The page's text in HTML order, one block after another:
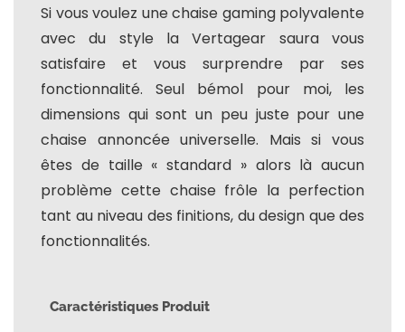
Si vous voulez une chaise gaming polyvalente
avec du style la Vertagear saura vous
satisfaire et vous surprendre par ses
fonctionnalité. Seul bémol pour moi, les
dimensions qui sont un peu juste pour une
chaise annoncée universelle. Mais si vous
êtes de taille « standard » alors là aucun
problème cette chaise frôle la perfection
tant au niveau des finitions, du design que des
fonctionnalités.
Caractéristiques Produit